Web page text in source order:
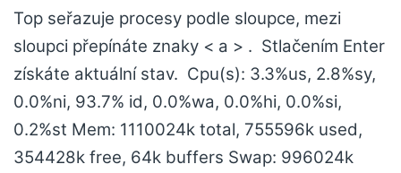
Top seřazuje procesy podle sloupce, mezi
sloupci přepínáte znaky < a > . Stlačením Enter
získáte aktuální stav. Cpu(s): 3.3%us, 2.8%sy,
0.0%ni, 93.7% id, 0.0%wa, 0.0%hi, 0.0%si,
0.2%st Mem: 1110024k total, 755596k used,
354428k free, 64k buffers Swap: 996024k